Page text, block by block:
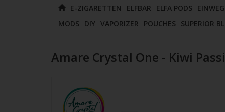
die
Pfeile
oben
und
E-ZIGARETTEN ELFBAR ELFA PODS
MODS DIY VAPORIZER POUCHES SUPERIOR
Amare Crystal One - Kiwi